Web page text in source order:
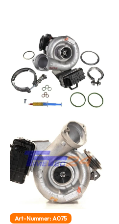
Art-Nummer: A075